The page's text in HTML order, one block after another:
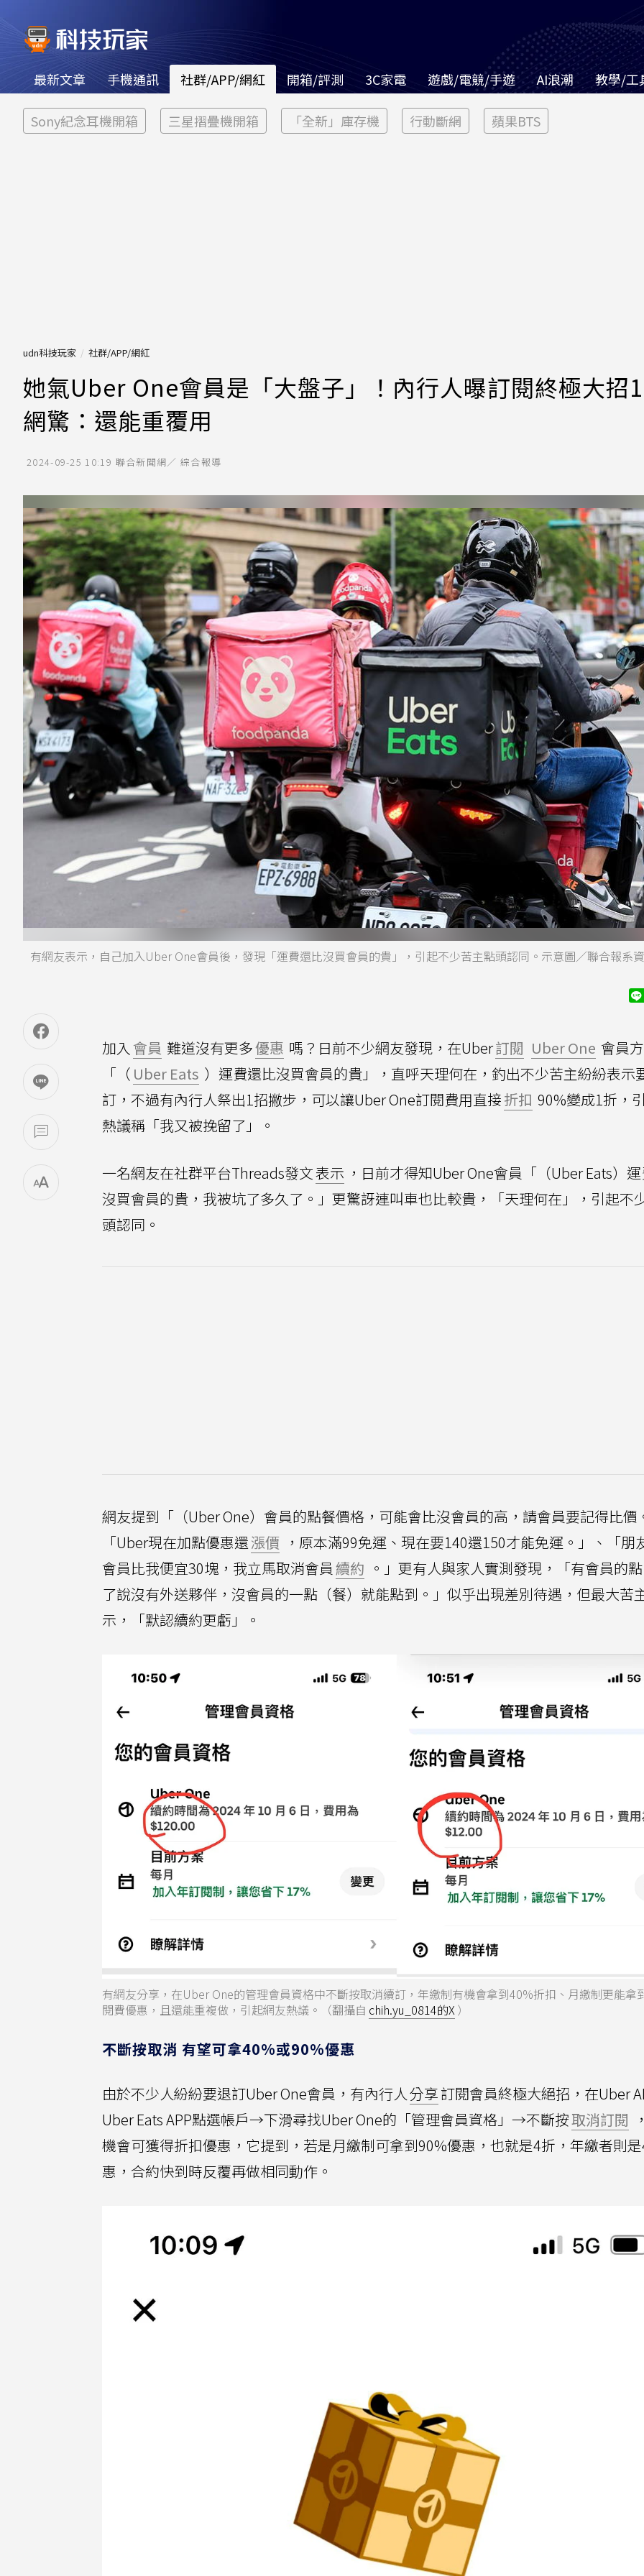
最新文章 手機通訊 社群/APP/網紅 開箱/評測 3C家電 遊戲/電競/手遊 AI浪潮 教學/工
Sony紀念耳機開箱 三星摺疊機開箱 「全新」庫存機 行動斷網 蘋果BTS
udn科技玩家 社群/APP/網紅
她氣Uber One會員是「大盤子」！內行人曝訂閱終極大招
網驚：還能重覆用
2024-09-25 10:19 聯合新聞網／ 綜合報導
有網友表示，自己加入Uber One會員後，發現「運費還比沒買會員的貴」，引起不少苦主點頭認同。示意圖／聯合報系
加入 會員 難道沒有更多優惠 嗎？日前不少網友發現，在Uber訂閱 Uber One 會員
「（ Uber Eats ）運費還比沒買會員的貴」，直呼天理何在，釣出不少苦主紛紛表示
訂，不過有內行人祭出1招撇步，可以讓Uber One訂閱費用直接折扣 90%變成1折，
熱議稱「我又被挽留了」。
一名網友在社群平台Threads發文表示 ，日前才得知Uber One會員「（Uber Eats）
沒買會員的貴，我被坑了多久了。」更驚訝連叫車也比較貴，「天理何在」，引起不
頭認同。
網友提到「（Uber One）會員的點餐價格，可能會比沒會員的高，請會員要記得比價
「Uber現在加點優惠還漲價 ，原本滿99免運、現在要140還150才能免運。」、「朋
會員比我便宜30塊，我立馬取消會員 續約 。」更有人與家人實測發現，「有會員的
了說沒有外送夥伴，沒會員的一點（餐）就能點到。」似乎出現差別待遇，但最大苦
示，「默認續約更虧」。
有網友分享，在Uber One的管理會員資格中不斷按取消續訂，年繳制有機會拿到40%折扣、月繳制更能拿
閱費優惠，且還能重複做，引起網友熱議。（翻攝自 chih.yu_0814的X）
不斷按取消 有望可拿40%或90%優惠
由於不少人紛紛要退訂Uber One會員，有內行人分享訂閱會員終極大絕招，在Uber
Uber Eats APP點選帳戶→下滑尋找Uber One的「管理會員資格」→不斷按取消訂閱
機會可獲得折扣優惠，它提到，若是月繳制可拿到90%優惠，也就是4折，年繳者則
惠，合約快到時反覆再做相同動作。